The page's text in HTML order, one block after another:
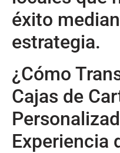
éxito
estrategia.
¿Cómo
Cajas de
Experiencia